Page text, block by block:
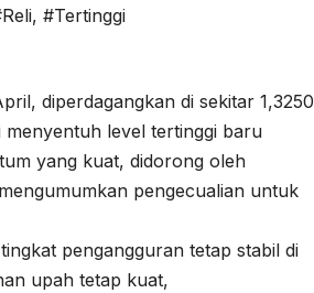
, #Tertinggi
diperdagangkan di sekitar 1,3250
menyentuh level tertinggi baru
yang kuat, didorong oleh
pengecualian untuk
pengangguran tetap stabil di
upah tetap kuat,